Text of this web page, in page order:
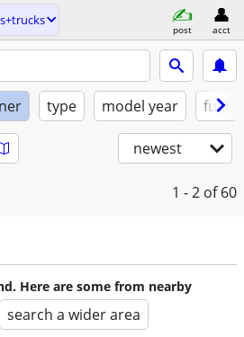
post acct
type model year fuel
newest
1 - 2 of 60
Here are some from nearby
search a wider area